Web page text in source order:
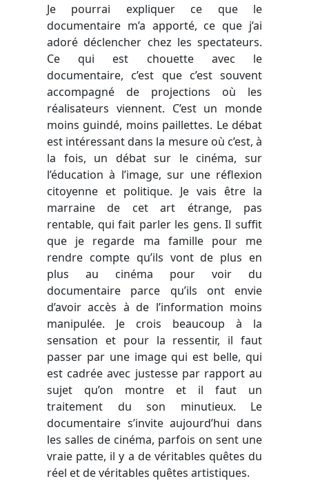
Je pourrai expliquer ce que le
documentaire m’a apporté, ce que j’ai
adoré déclencher chez les spectateurs.
Ce qui est chouette avec le
documentaire, c’est que c’est souvent
accompagné de projections où les
réalisateurs viennent. C’est un monde
moins guindé, moins paillettes. Le débat
est intéressant dans la mesure où c’est, à
la fois, un débat sur le cinéma, sur
l’éducation à l’image, sur une réflexion
citoyenne et politique. Je vais être la
marraine de cet art étrange, pas
rentable, qui fait parler les gens. Il suffit
que je regarde ma famille pour me
rendre compte qu’ils vont de plus en
plus au cinéma pour voir du
documentaire parce qu’ils ont envie
d’avoir accès à de l’information moins
manipulée. Je crois beaucoup à la
sensation et pour la ressentir, il faut
passer par une image qui est belle, qui
est cadrée avec justesse par rapport au
sujet qu’on montre et il faut un
traitement du son minutieux. Le
documentaire s’invite aujourd’hui dans
les salles de cinéma, parfois on sent une
vraie patte, il y a de véritables quêtes du
réel et de véritables quêtes artistiques.